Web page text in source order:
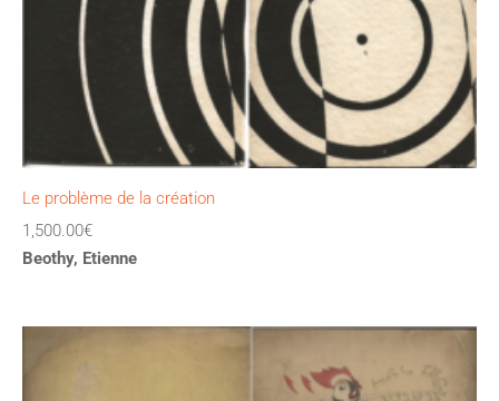
Le problème de la création
1,500.00€
Beothy, Etienne